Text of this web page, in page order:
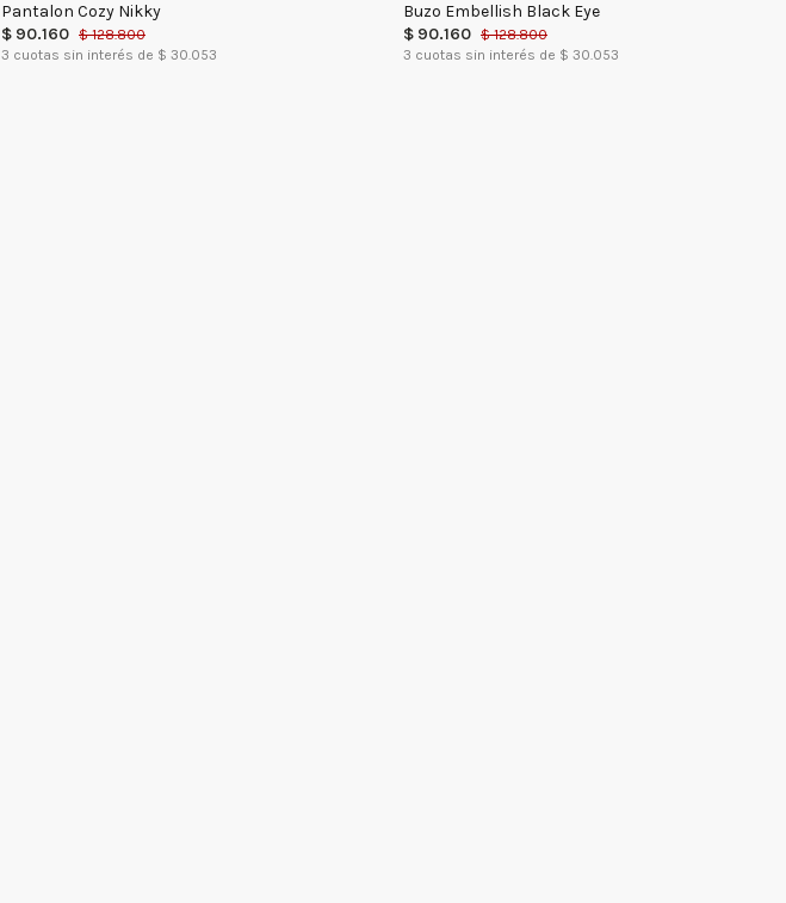
Pantalon Cozy Nikky
$ 90.160 $ 128.800
3 cuotas sin interés de $ 30.053
Buzo Embellish Black Eye
$ 90.160 $ 128.800
3 cuotas sin interés de $ 30.053